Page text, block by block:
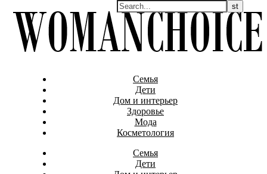
Семья
Дети
Дом и интерьер
Здоровье
Мода
Косметология
Семья
Дети